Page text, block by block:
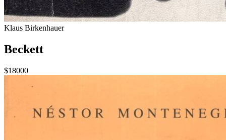
Klaus Birkenhauer
Beckett
$18000